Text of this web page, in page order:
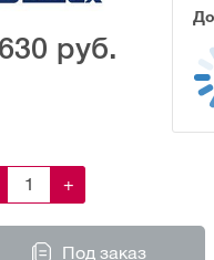
руб.
+
Под заказ